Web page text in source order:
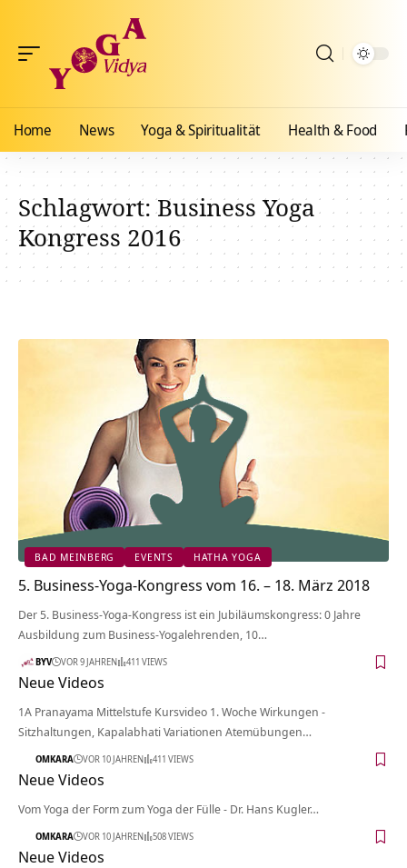
Home News Yoga & Spiritualität Health & Food
Schlagwort:Business Yoga
Kongress 2016
BAD MEINBERG EVENTS HATHA YOGA
5. Business-Yoga-Kongress vom 16. – 18. März 2018
Der 5. Business-Yoga-Kongress ist ein Jubiläumskongress: 0 Jahre
Ausbildung zum Business-Yogalehrenden, 10…
BYV VOR 9 JAHREN 411 VIEWS
Neue Videos
1A Pranayama Mittelstufe Kursvideo 1. Woche Wirkungen -
Sitzhaltungen, Kapalabhati Variationen Atemübungen…
OMKARA VOR 10 JAHREN 411 VIEWS
Neue Videos
Vom Yoga der Form zum Yoga der Fülle - Dr. Hans Kugler…
OMKARA VOR 10 JAHREN 508 VIEWS
Neue Videos